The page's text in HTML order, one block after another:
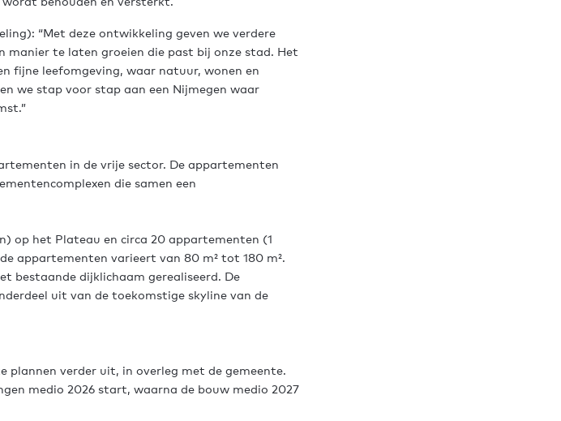
“Met deze ontwikkeling geven we verdere
manier te laten groeien die past bij onze stad. Het
fijne leefomgeving, waar natuur, wonen en
we stap voor stap aan een Nijmegen waar
in de vrije sector. De appartementen
die samen een
op het Plateau en circa 20 appartementen (1
appartementen varieert van 80 m² tot 180 m².
bestaande dijklichaam gerealiseerd. De
uit van de toekomstige skyline van de
plannen verder uit, in overleg met de gemeente.
medio 2026 start, waarna de bouw medio 2027